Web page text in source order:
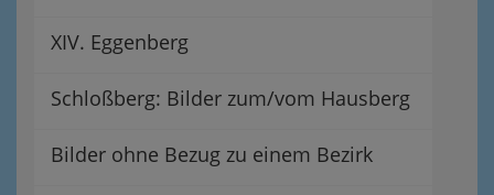
XIV. Eggenberg
Schloßberg: Bilder zum/vom Hausberg
Bilder ohne Bezug zu einem Bezirk